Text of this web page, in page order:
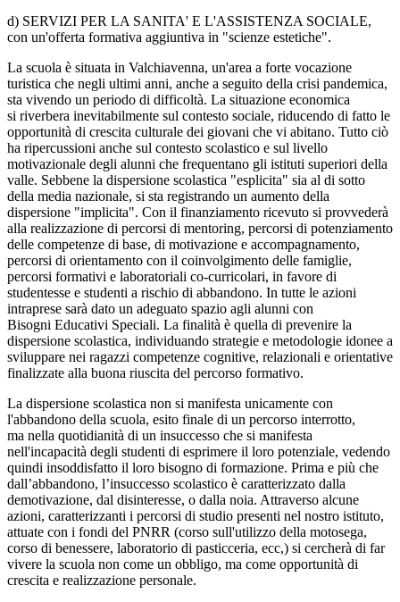
d) SERVIZI PER LA SANITA' E L'ASSISTENZA SOCIALE,
con un'offerta formativa aggiuntiva in "scienze estetiche".
La scuola è situata in Valchiavenna, un'area a forte vocazione
turistica che negli ultimi anni, anche a seguito della crisi pandemica,
sta vivendo un periodo di difficoltà. La situazione economica
si riverbera inevitabilmente sul contesto sociale, riducendo di fatto le
opportunità di crescita culturale dei giovani che vi abitano. Tutto ciò
ha ripercussioni anche sul contesto scolastico e sul livello
motivazionale degli alunni che frequentano gli istituti superiori della
valle. Sebbene la dispersione scolastica "esplicita" sia al di sotto
della media nazionale, si sta registrando un aumento della
dispersione "implicita". Con il finanziamento ricevuto si provvederà
alla realizzazione di percorsi di mentoring, percorsi di potenziamento
delle competenze di base, di motivazione e accompagnamento,
percorsi di orientamento con il coinvolgimento delle famiglie,
percorsi formativi e laboratoriali co-curricolari, in favore di
studentesse e studenti a rischio di abbandono. In tutte le azioni
intraprese sarà dato un adeguato spazio agli alunni con
Bisogni Educativi Speciali. La finalità è quella di prevenire la
dispersione scolastica, individuando strategie e metodologie idonee a
sviluppare nei ragazzi competenze cognitive, relazionali e orientative
finalizzate alla buona riuscita del percorso formativo.
La dispersione scolastica non si manifesta unicamente con
l'abbandono della scuola, esito finale di un percorso interrotto,
ma nella quotidianità di un insuccesso che si manifesta
nell'incapacità degli studenti di esprimere il loro potenziale, vedendo
quindi insoddisfatto il loro bisogno di formazione. Prima e più che
dall’abbandono, l’insuccesso scolastico è caratterizzato dalla
demotivazione, dal disinteresse, o dalla noia. Attraverso alcune
azioni, caratterizzanti i percorsi di studio presenti nel nostro istituto,
attuate con i fondi del PNRR (corso sull'utilizzo della motosega,
corso di benessere, laboratorio di pasticceria, ecc,) si cercherà di far
vivere la scuola non come un obbligo, ma come opportunità di
crescita e realizzazione personale.